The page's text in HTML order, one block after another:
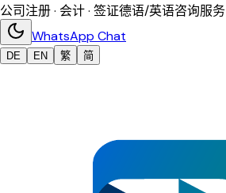
公司注册 · 会计 · 签证德语/英语咨询服务
WhatsApp Chat
DE EN 繁 简